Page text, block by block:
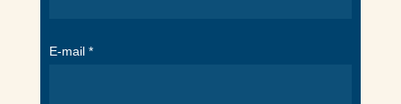
E-mail *